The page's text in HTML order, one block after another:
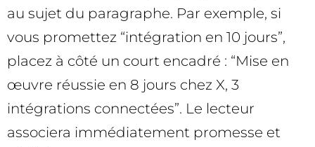
au sujet du paragraphe. Par exemple, si
vous promettez “intégration en 10 jours”,
placez à côté un court encadré : “Mise en
œuvre réussie en 8 jours chez X, 3
intégrations connectées”. Le lecteur
associera immédiatement promesse et